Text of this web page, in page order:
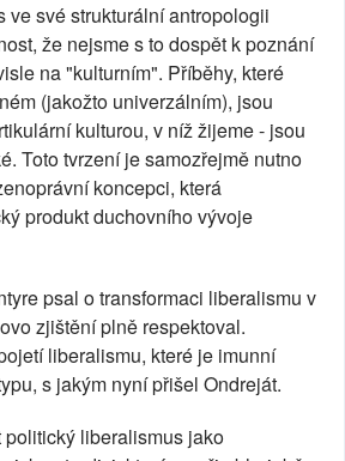
ve své strukturální antropologii
že nejsme s to dospět k poznání
na "kulturním". Příběhy, které
(jakožto univerzálním), jsou
kulturou, v níž žijeme - jsou
Toto tvrzení je samozřejmě nutno
koncepci, která
produkt duchovního vývoje
psal o transformaci liberalismu v
zjištění plně respektoval.
liberalismu, které je imunní
s jakým nyní přišel Ondreját.
liberalismus jako